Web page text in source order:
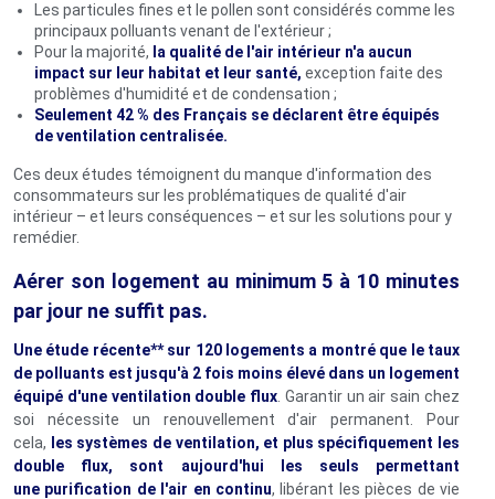
Les particules fines et le pollen sont considérés comme les
principaux polluants venant de l'extérieur ;
Pour la majorité, la qualité de l'air intérieur n'a aucun
impact sur leur habitat et leur santé, exception faite des
problèmes d'humidité et de condensation ;
Seulement 42 % des Français se déclarent être équipés
de ventilation centralisée.
Ces deux études témoignent du manque d'information des
consommateurs sur les problématiques de qualité d'air
intérieur – et leurs conséquences – et sur les solutions pour y
remédier.
Aérer son logement au minimum 5 à 10 minutes
par jour ne suffit pas.
Une étude récente** sur 120 logements a montré que le taux
de polluants est jusqu'à 2 fois moins élevé dans un logement
équipé d'une ventilation double flux . Garantir un air sain chez
soi nécessite un renouvellement d'air permanent. Pour
cela,
les systèmes de ventilation, et plus spécifiquement les
double flux, sont aujourd'hui les seuls permettant
une purification de l'air en continu, libérant les pièces de vie